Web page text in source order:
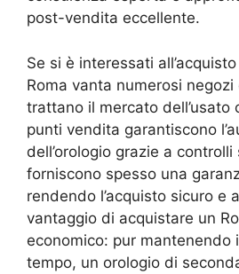
post-vendita eccellente.
Se si è interessati
Roma vanta numerosi
trattano il mercato dell’usato
punti vendita garantiscono
dell’orologio grazie a controlli
forniscono spesso una
rendendo l’acquisto sicuro e
vantaggio di acquistare un
economico: pur mantenendo
tempo, un orologio di